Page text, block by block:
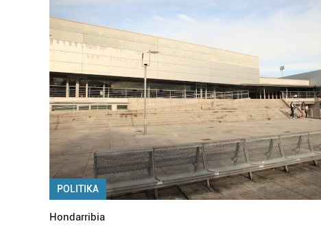
POLITIKA
Hondarribia